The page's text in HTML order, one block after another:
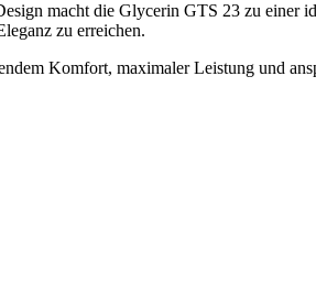
macht die Glycerin GTS 23 zu einer
zu erreichen.
Komfort, maximaler Leistung und